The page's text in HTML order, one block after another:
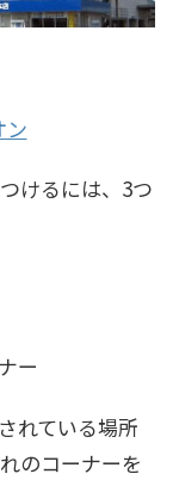
ン
けるには、3つ
ー
れている場所
のコーナーを